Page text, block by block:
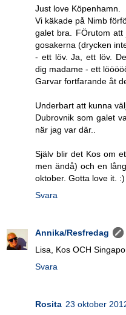
Just love Köpenhamn.
Vi käkade på Nimb
galet bra. FÖrutom
gosakerna (drycken
- ett löv. Ja, ett löv.
dig madame - ett
Garvar fortfarande åt
Underbart att kunna
Dubrovnik som galet
när jag var där..
Själv blir det Kos om
men ändå) och en
oktober. Gotta love it. :)
Svara
Annika/Resfredag
Lisa, Kos OCH
Svara
Rosita 23 oktober